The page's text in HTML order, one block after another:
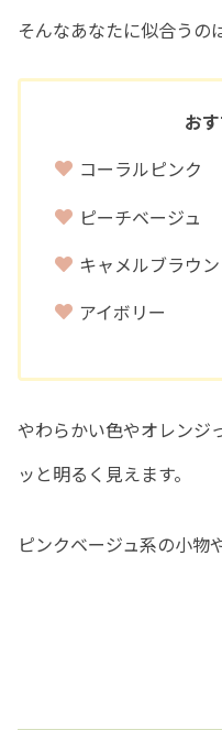
そんなあなたに似合うの
お
コーラルピンク
ピーチベージュ
キャメルブラウン
アイボリー
やわらかい色やオレンジ
ッと明るく見えます。
ピンクベージュ系の小物